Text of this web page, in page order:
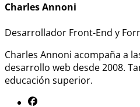
Charles Annoni
Desarrollador Front-End y
Charles Annoni acompaña a
desarrollo web desde 2008.
educación superior.